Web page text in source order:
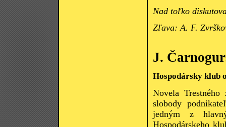
Nad toľko
Zľava: A. F.
J.
Hospodársky klub
Novela Trestného
slobody
jedným z
Hospodárskeho